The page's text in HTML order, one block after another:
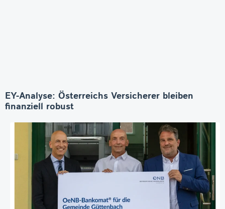
EY-Analyse: Österreichs Versicherer bleiben
finanziell robust